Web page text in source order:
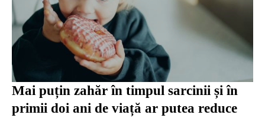
Mai puțin zahăr în timpul sarcinii și în
primii doi ani de viață ar putea reduce